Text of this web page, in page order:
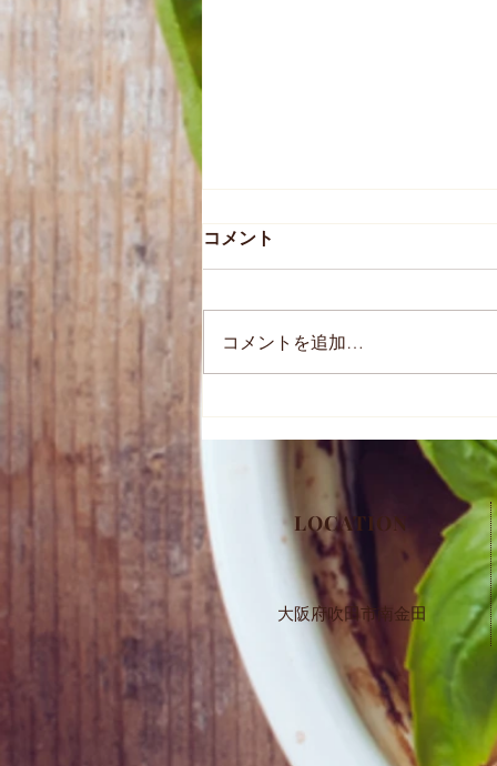
ポディロンクール
コメント
コメントを追加…
​LOCATION
大阪府吹田市南金田